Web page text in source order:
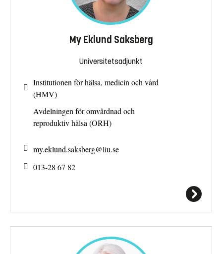
My Eklund Saksberg
Universitetsadjunkt
Institutionen för hälsa, medicin och vård
(HMV)
Avdelningen för omvårdnad och
reproduktiv hälsa (ORH)
my.eklund.saksberg@liu.se
013-28 67 82